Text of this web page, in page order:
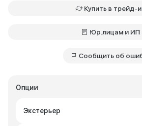
Опции
Экстерьер
Купить в трейд-
Юр.лицам и ИП
Сообщить об